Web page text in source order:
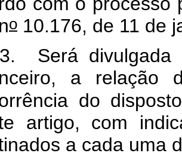
o 10.176, de 11 de
Será divulgada
a relação
do
artigo, com
a cada uma